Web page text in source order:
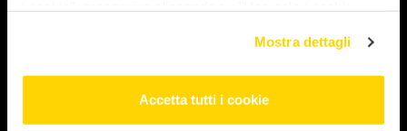
"Personalizza". Al fine di revocare il consenso prestato e
visualizzare le informazioni complete sul trattamento dei
cookie policy" Allo stesso link trovi la
Mostra dettagli
Accetta tutti i cookie
Aprile 2023
Dicembre 2022